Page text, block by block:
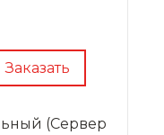
Заказать
(Сервер